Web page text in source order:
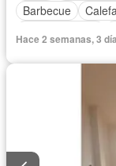
Barbecue
Hace 2 semanas, 3